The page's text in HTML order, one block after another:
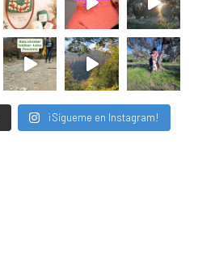
¡Sígueme en Instagram!